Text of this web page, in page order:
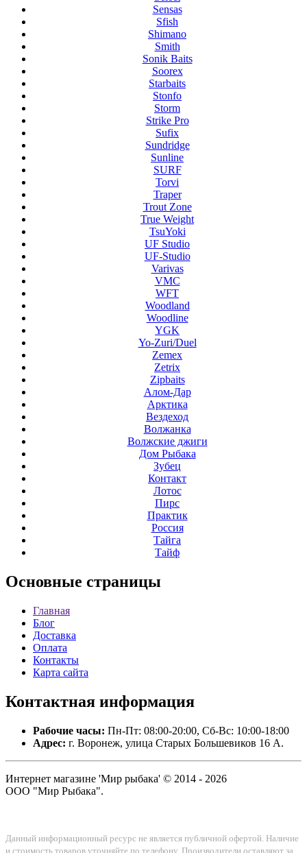
Sensas
Sfish
Shimano
Smith
Sonik Baits
Soorex
Starbaits
Stonfo
Storm
Strike Pro
Sufix
Sundridge
Sunline
SURF
Torvi
Traper
Trout Zone
True Weight
TsuYoki
UF Studio
UF-Studio
Varivas
VMC
WFT
Woodland
Woodline
YGK
Yo-Zuri/Duel
Zemex
Zetrix
Zipbaits
Алом-Дар
Арктика
Вездеход
Волжанка
Волжские джиги
Дом Рыбака
Зубец
Контакт
Лотос
Пирс
Практик
Россия
Тайга
Тайф
Основные страницы
Главная
Блог
Доставка
Оплата
Контакты
Карта сайта
Контактная информация
Рабочие часы: Пн-Пт: 08:00-20:00, Сб-Вс: 10:00-18:00
Адрес: г. Воронеж, улица Старых Большевиков 16 А.
Интернет магазине 'Мир рыбака' © 2014 - 2026
ООО "Мир Рыбака".
Данный информационный ресурс не является публичной офертой. Наличие
и стоимость товаров уточняйте по телефону. Производители оставляют за